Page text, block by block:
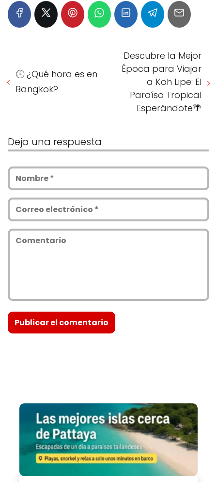
🕒 ¿Qué hora es en
Bangkok?
Descubre la Mejor
Época para Viajar
a Koh Lipe: El
Paraíso Tropical
Esperándote🌴
Deja una respuesta